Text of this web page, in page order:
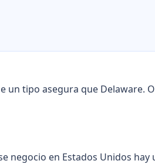
un tipo asegura que Delaware.
negocio en Estados Unidos